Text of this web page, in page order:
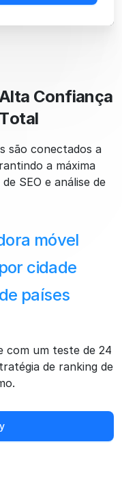
Confiança
são conectados a
a máxima
SEO e análise de
móvel
cidade
países
com um teste de 24
de ranking de